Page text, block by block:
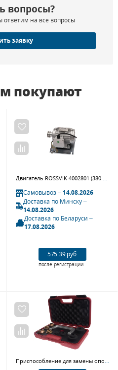
вопросы?
ответим на все вопросы
заявку
покупают
Двигатель ROSSVIK 4002801 (380 В, 0,75 кВт, 50 Гц, поз.401)
Самовывоз –14.08.2026
Доставка по Минску –
14.08.2026
Доставка по Беларуси –
17.08.2026
575.39 руб.
после регистрации